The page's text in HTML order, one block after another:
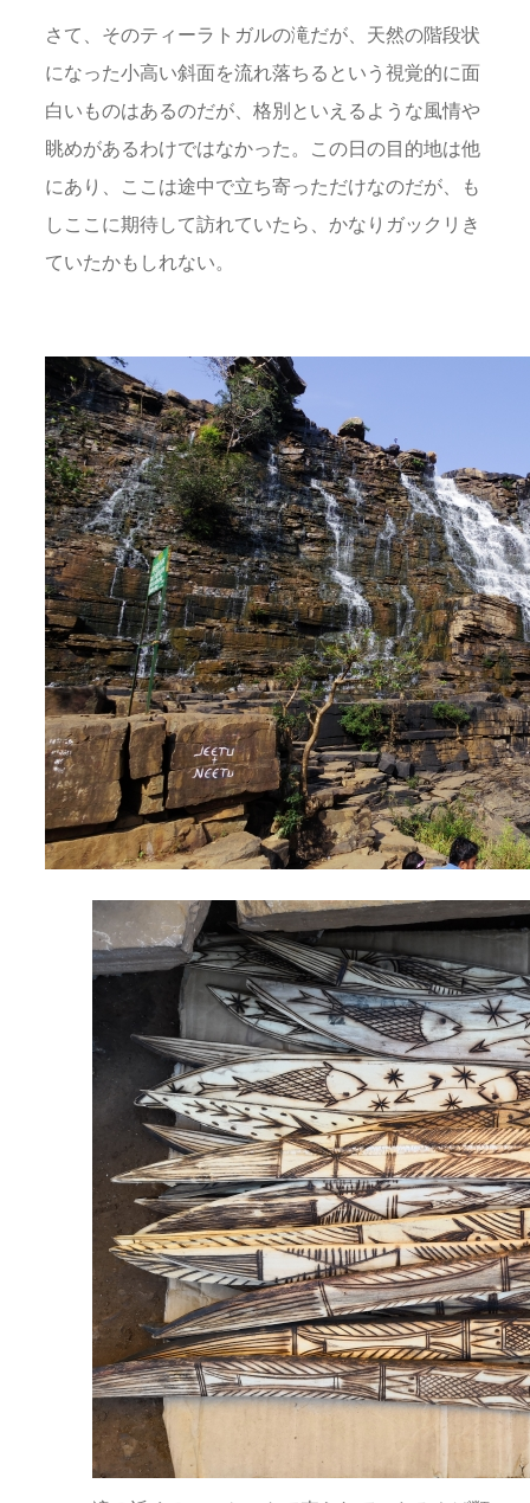
さて、そのティーラトガルの滝だが、天然の階段状
になった小高い斜面を流れ落ちるという視覚的に面
白いものはあるのだが、格別といえるような風情や
眺めがあるわけではなかった。この日の目的地は他
にあり、ここは途中で立ち寄っただけなのだが、も
しここに期待して訪れていたら、かなりガックリき
ていたかもしれない。